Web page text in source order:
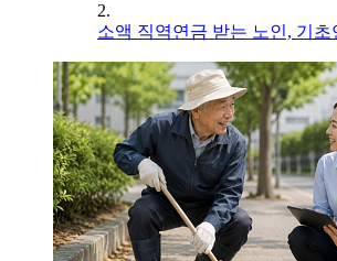
2.
소액 직역연금 받는 노인, 기